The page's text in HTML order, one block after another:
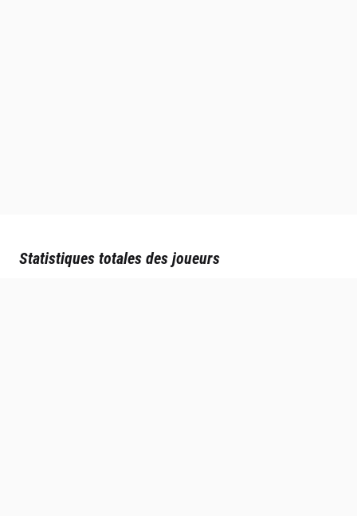
Statistiques totales des joueurs